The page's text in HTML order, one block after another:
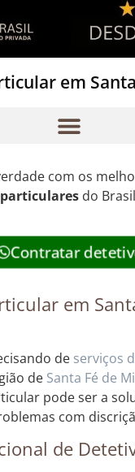
em
com os
particularesdo
Contratar
em
de serviços
de Santa Fé de
pode ser a
com
de